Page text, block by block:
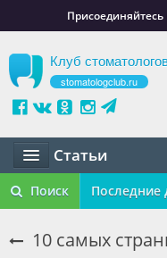
Присоединяйтесь
Клуб
stomatologclub.ru
Статьи
Статьи
Поиск Последние
10 cамых